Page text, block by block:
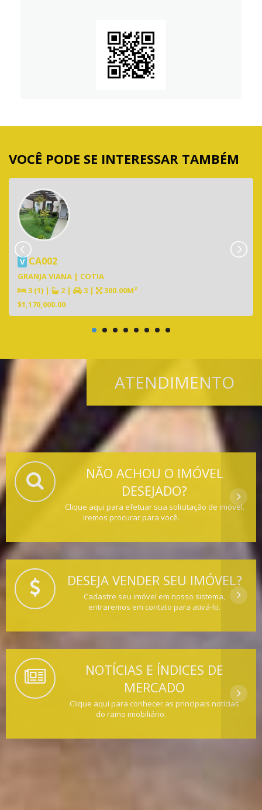
VOCÊ PODE SE INTERESSAR TAMBÉM
V CA002
GRANJA VIANA | COTIA
3 (1) | 2 | 3 |
300.00M²
$1,170,000.00
ATENDIMENTO
NÃO ACHOU O IMÓVEL
DESEJADO?
Clique aqui para efetuar sua solicitação de imóvel.
Iremos procurar para você.
DESEJA VENDER SEU IMÓVEL?
Cadastre seu imóvel em nosso sistema,
entraremos em contato para ativá-lo.
NOTÍCIAS E ÍNDICES DE
MERCADO
Clique aqui para conhecer as principais notícias
do ramo imobiliário.